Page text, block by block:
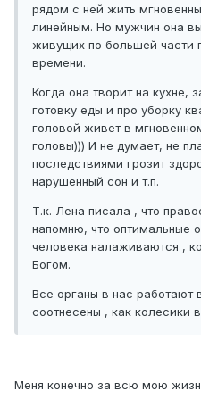
рядом с ней жить
линейным. Но мужчин она
живущих по большей части
времени.
Когда она творит на кухне,
готовку еды и про уборку
головой живет в
головы))) И не думает, не
последствиями грозит
нарушенный сон и т.п.
Т.к. Лена писала , что
напомню, что оптимальные
человека налаживаются ,
Богом.
Все органы в нас работают
соотнесены , как колесики
Меня конечно за всю мою